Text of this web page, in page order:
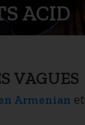
ACID
VAGUES
Armenian et